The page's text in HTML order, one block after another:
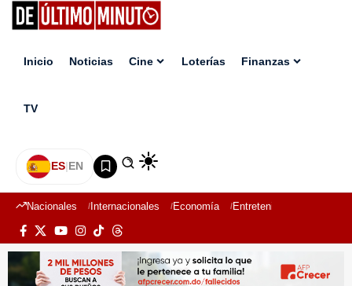
Inicio Noticias Cine Loterías Finanzas
TV
ES|EN
Nacionales Internacionales Economía Entretenimiento